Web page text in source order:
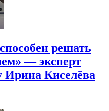
решать
— эксперт
Ирина Киселёва